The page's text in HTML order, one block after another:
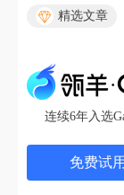
精选文章
连续6年入选
免费试用